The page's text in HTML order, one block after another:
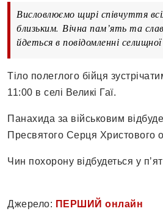
Висловлюємо щирі співчуття
близьким. Вічна пам’ять та
йдеться в повідомленні
Тіло полеглого бійця
11:00 в селі Великі Гаї.
Панахида за військовим
Пресвятого Серця Христового
Чин похорону відбудеться у
Джерело: ПЕРШИЙ онлайн